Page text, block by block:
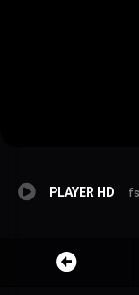
PLAYER HD